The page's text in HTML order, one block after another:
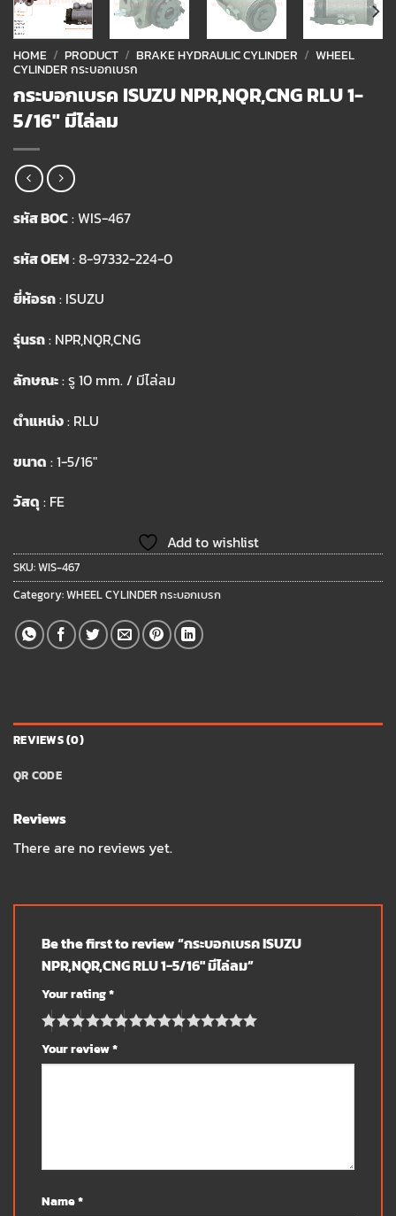
HOME / PRODUCT / BRAKE HYDRAULIC CYLINDER / WHEEL
CYLINDER กระบอกเบรก
กระบอกเบรค ISUZU NPR,NQR,CNG RLU 1-
5/16″ มีไล่ลม
รหัส BOC: WIS-467
รหัส OEM: 8-97332-224-0
ยี่ห้อรถ: ISUZU
รุ่นรถ: NPR,NQR,CNG
ลักษณะ: รู 10 mm. / มีไล่ลม
ตำแหน่ง: RLU
ขนาด : 1-5/16″
วัสดุ : FE
Add to wishlist
SKU:WIS-467
Category:WHEEL CYLINDER กระบอกเบรก
REVIEWS (0)
QR CODE
Reviews
There are no reviews yet.
Be the first to review “กระบอกเบรค ISUZU
NPR,NQR,CNG RLU 1-5/16″ มีไล่ลม”
Your rating*
Your review*
Name*